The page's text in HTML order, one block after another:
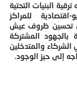
البنيات التحتية
اقتصادية للمراكز
تحسين ظروف عيش
المشتركة
الشركاء والمتدخلين
إلى حيز الوجود.